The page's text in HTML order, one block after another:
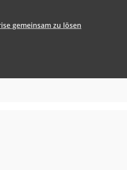
gemeinsam zu lösen